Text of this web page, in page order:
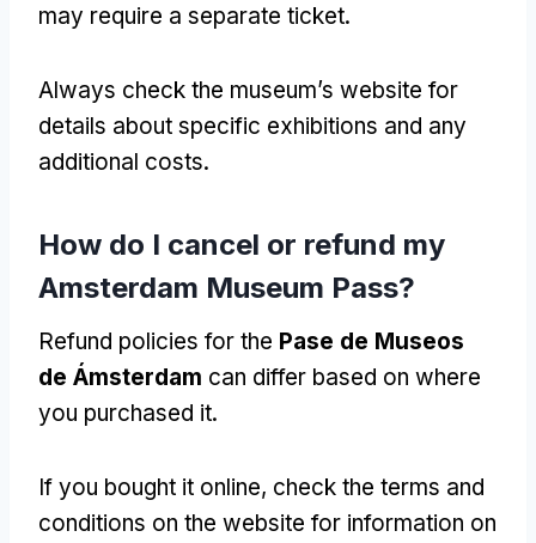
may require a separate ticket.
Always check the museum’s website for
details about specific exhibitions and any
additional costs.
How do I cancel or refund my
Amsterdam Museum Pass?
Refund policies for the Pase de Museos
de Ámsterdam can differ based on where
you purchased it.
If you bought it online, check the terms and
conditions on the website for information on